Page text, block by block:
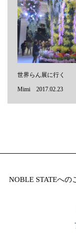
世界らん展に行く
Mimi 2017.02.23
NOBLE STATEへ